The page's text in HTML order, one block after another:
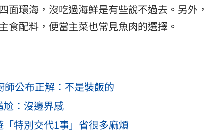
環海，沒吃過海鮮是有些說不過去。另外，
食配料，便當主菜也常見魚肉的選擇。
公布正解：不是裝飯的
：沒邊界感
特別交代1事」省很多麻煩